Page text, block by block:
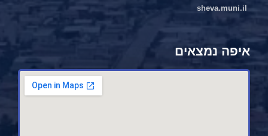
sheva.muni.il
איפה נמצאים